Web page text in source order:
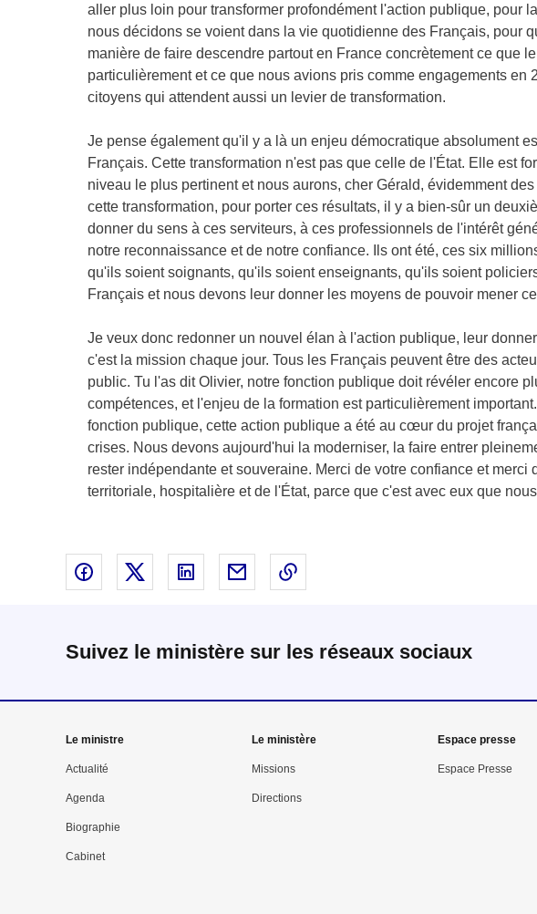
aller plus loin pour transformer profondément l'action publique, pour
nous décidons se voient dans la vie quotidienne des Français, pour
manière de faire descendre partout en France concrètement ce que
particulièrement et ce que nous avions pris comme engagements
citoyens qui attendent aussi un levier de transformation.
Je pense également qu'il y a là un enjeu démocratique absolument
Français. Cette transformation n'est pas que celle de l'État. Elle est
niveau le plus pertinent et nous aurons, cher Gérald, évidemment
cette transformation, pour porter ces résultats, il y a bien-sûr un
donner du sens à ces serviteurs, à ces professionnels de l'intérêt
notre reconnaissance et de notre confiance. Ils ont été, ces six
qu'ils soient soignants, qu'ils soient enseignants, qu'ils soient
Français et nous devons leur donner les moyens de pouvoir mener
Je veux donc redonner un nouvel élan à l'action publique, leur
c'est la mission chaque jour. Tous les Français peuvent être des
public. Tu l'as dit Olivier, notre fonction publique doit révéler encore
compétences, et l'enjeu de la formation est particulièrement
fonction publique, cette action publique a été au cœur du projet
crises. Nous devons aujourd'hui la moderniser, la faire entrer
rester indépendante et souveraine. Merci de votre confiance et
territoriale, hospitalière et de l'État, parce que c'est avec eux que
Partager sur Facebook - nouvelle fenêtre
Partager sur X - nouvelle fenêtre
Partager sur Linked In - nouvelle fenêtre
Partager par email - nouvelle fenêtre
Suivez le ministère sur les réseaux sociaux
Mega
menu
Pied
de
Le ministre
Actualité
Agenda
Biographie
Cabinet
Le ministère
Missions
Directions
Espace presse
Espace Presse